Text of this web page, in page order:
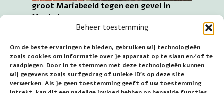
Beheer toestemming
Om de beste ervaringen te bieden, gebruiken wij technologieën
zoals cookies om informatie over je apparaat op te slaan en/of te
raadplegen. Door in te stemmen met deze technologieën kunnen
wij gegevens zoals surfgedrag of unieke ID's op deze site
verwerken. Als je geen toestemming geeft of uw toestemming
groot Mariabeeld tegen een gevel in
Mechelen
In Mechelen is meer te zien dan de basiliek, zoals de
kathedraal en de historische binnenstad met heel
wat afbeeldingen van Maria. De plaats ligt tussen de
grootsteden Antwerpen en Brussel, waar veel van
Maria is te zien en kunstschatten zijn te
bewonderen in musea en kerken.